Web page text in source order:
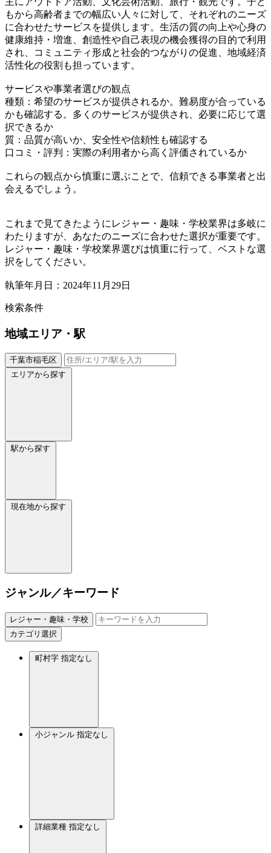
もから高齢者までの幅広い人々に対して、それぞれのニーズ
に合わせたサービスを提供します。生活の質の向上や心身の
健康維持・増進、創造性や自己表現の機会獲得の目的で利用
され、コミュニティ形成と社会的つながりの促進、地域経済
活性化の役割も担っています。
サービスや事業者選びの観点
種類：希望のサービスが提供されるか。難易度が合っている
かも確認する。多くのサービスが提供され、必要に応じて選
択できるか
質：品質が高いか、安全性や信頼性も確認する
口コミ・評判：実際の利用者から高く評価されているか
これらの観点から慎重に選ぶことで、信頼できる事業者と出
会えるでしょう。
これまで見てきたようにレジャー・趣味・学校業界は多岐に
わたりますが、あなたのニーズに合わせた選択が重要です。
レジャー・趣味・学校業界選びは慎重に行って、ベストな選
択をしてください。
執筆年月日：2024年11月29日
検索条件
地域エリア・駅
千葉市稲毛区
エリアから探す
駅から探す
現在地から探す
ジャンル／キーワード
レジャー・趣味・学校
カテゴリ選択
町村字 指定なし
小ジャンル 指定なし
詳細業種 指定なし